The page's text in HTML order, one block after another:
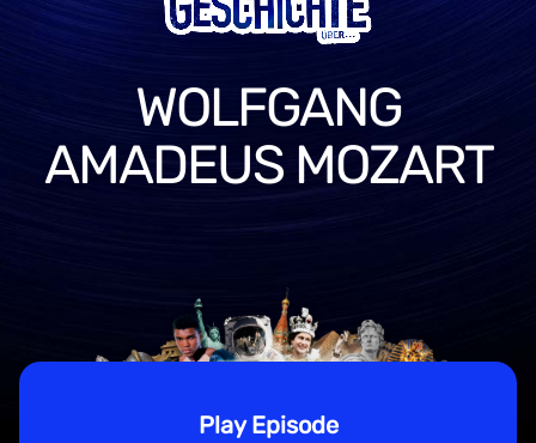
WOLFGANG
AMADEUS MOZART
Play Episode